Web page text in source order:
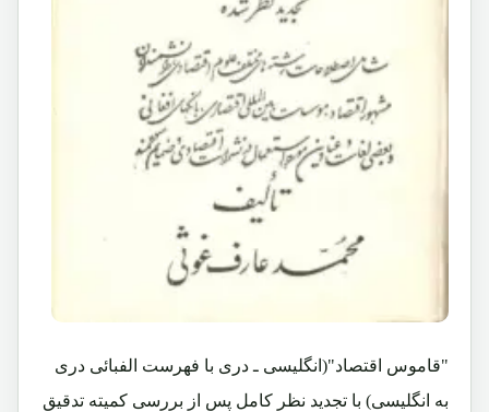
"قاموس اقتصاد"(انگلیسی ـ دری با فهرست الفبائی دری
به انگلیسی) با تجدید نظر کامل پس از بررسی کمیته تدقیق